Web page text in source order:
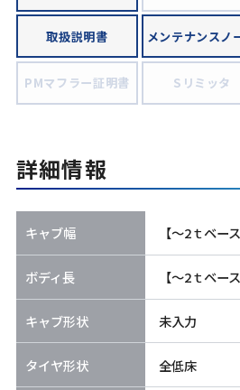
取扱説明書 メンテナンスノ
PMマフラー証明書 Sリミッタ
詳細情報
キャブ幅 【～2ｔベー
ボディ長 【～2ｔベー
キャブ形状 未入力
タイヤ形状 全低床